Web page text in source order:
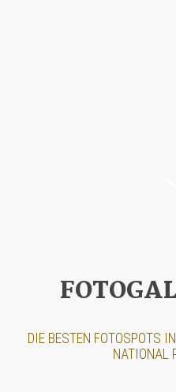
DIE BESTEN FOTOSPOTS
NATIONAL